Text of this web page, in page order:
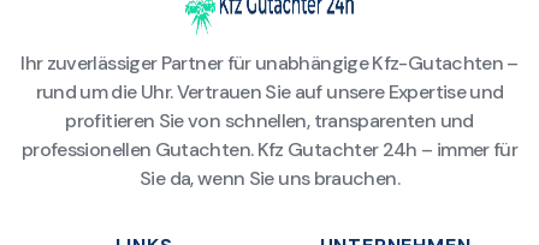
Ihr zuverlässiger Partner für unabhängige Kfz-Gutachten –
rund um die Uhr. Vertrauen Sie auf unsere Expertise und
profitieren Sie von schnellen, transparenten und
professionellen Gutachten. Kfz Gutachter 24h – immer für
Sie da, wenn Sie uns brauchen.